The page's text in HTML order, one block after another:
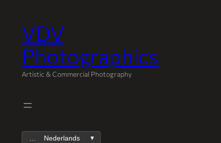
Spring
naar
de
inhoud
VDV
Photographics
Artistic & Commercial Photography
Nederlands ▼